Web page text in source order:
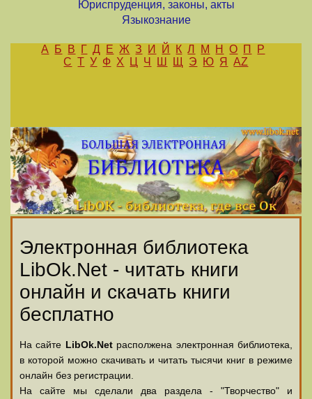
Юриспруденция, законы, акты
Языкознание
А Б В Г Д Е Ж З И Й К Л М Н О П
Р
С Т У Ф Х Ц Ч Ш Щ Э Ю Я AZ
Электронная библиотека
LibOk.Net - читать книги
онлайн и скачать книги
бесплатно
На сайте LibOk.Netрасполжена электронная библиотека,
в которой можно скачивать и читать тысячи книг в режиме
онлайн без регистрации.
На сайте мы сделали два раздела - "Творчество" и